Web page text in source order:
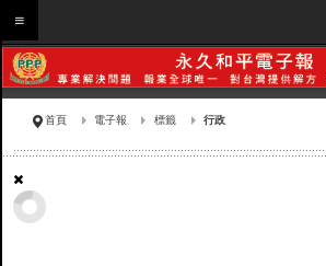
首頁 電子報 標籤 行政